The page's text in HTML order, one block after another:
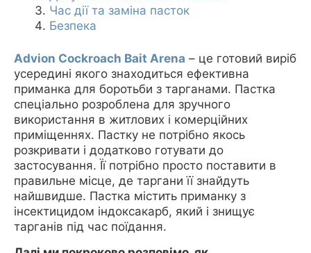
Час дії та заміна пасток
Безпека
Advion Cockroach Bait Arena – це готовий виріб
усередині якого знаходиться ефективна
приманка для боротьби з тарганами. Пастка
спеціально розроблена для зручного
використання в житлових і комерційних
приміщеннях. Пастку не потрібно якось
розкривати і додатково готувати до
застосування. Її потрібно просто поставити в
правильне місце, де таргани її знайдуть
найшвидше. Пастка містить приманку з
інсектицидом індоксакарб, який і знищує
тарганів під час поїдання.